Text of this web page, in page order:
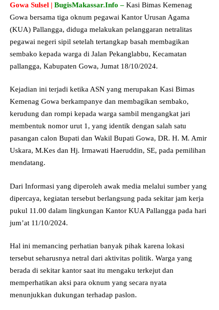
Gowa Sulsel | BugisMakassar.Info – Kasi Bimas Kemenag
Gowa bersama tiga oknum pegawai Kantor Urusan Agama
(KUA) Pallangga, diduga melakukan pelanggaran netralitas
pegawai negeri sipil setelah tertangkap basah membagikan
sembako kepada warga di Jalan Pekanglabbu, Kecamatan
pallangga, Kabupaten Gowa, Jumat 18/10/2024.
Kejadian ini terjadi ketika ASN yang merupakan Kasi Bimas
Kemenag Gowa berkampanye dan membagikan sembako,
kerudung dan rompi kepada warga sambil mengangkat jari
membentuk nomor urut 1, yang identik dengan salah satu
pasangan calon Bupati dan Wakil Bupati Gowa, DR. H. M. Amir
Uskara, M.Kes dan Hj. Irmawati Haeruddin, SE, pada pemilihan
mendatang.
Dari Informasi yang diperoleh awak media melalui sumber yang
dipercaya, kegiatan tersebut berlangsung pada sekitar jam kerja
pukul 11.00 dalam lingkungan Kantor KUA Pallangga pada hari
jum’at 11/10/2024.
Hal ini memancing perhatian banyak pihak karena lokasi
tersebut seharusnya netral dari aktivitas politik. Warga yang
berada di sekitar kantor saat itu mengaku terkejut dan
memperhatikan aksi para oknum yang secara nyata
menunjukkan dukungan terhadap paslon.